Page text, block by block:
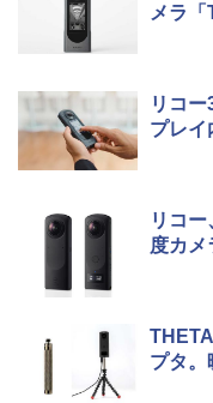
メラ
リコ
プレイ
リコ
度カメ
プタ。